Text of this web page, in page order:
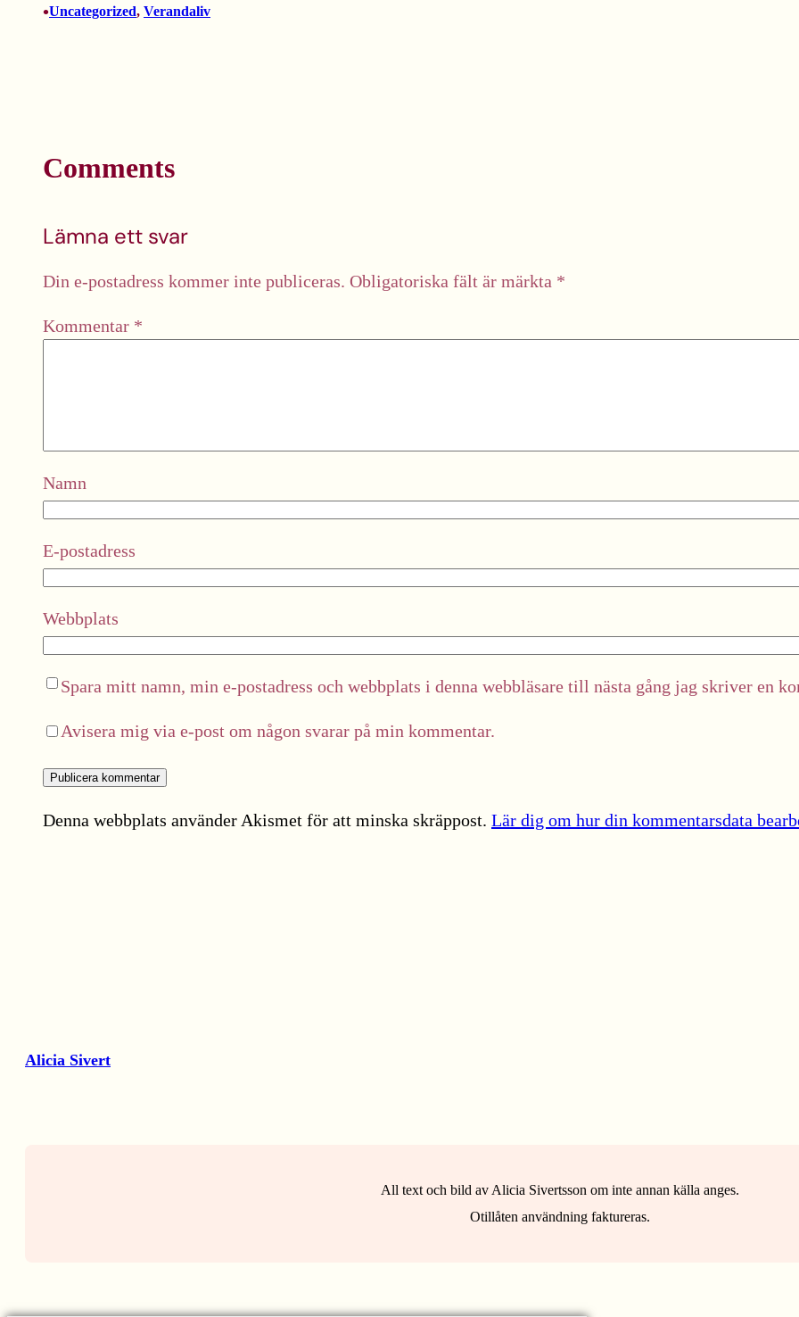
•Uncategorized, Verandaliv
Comments
Lämna ett svar
Din e-postadress kommer inte publiceras. Obligatoriska fält är märkta *
Kommentar *
Namn
E-postadress
Webbplats
Spara mitt namn, min e-postadress och webbplats i denna webbläsare till nästa gång jag skriver en
Avisera mig via e-post om någon svarar på min kommentar.
Denna webbplats använder Akismet för att minska skräppost. Lär dig om hur din kommentarsdata
Alicia Sivert
All text och bild av Alicia Sivertsson om inte annan källa anges.
Otillåten användning faktureras.